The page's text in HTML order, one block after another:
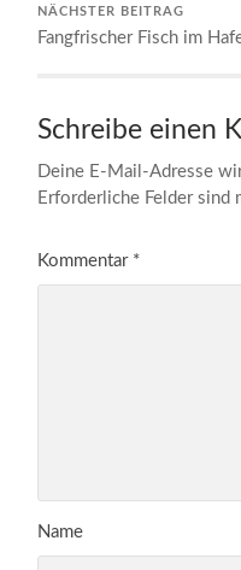
NÄCHSTER BEITRAG
Fangfrischer Fisch im
Schreibe einen
Deine E-Mail-Adresse
Erforderliche Felder sind
Kommentar *
Name